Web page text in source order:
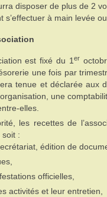
disposer de plus de 2
s’effectuer à main levée
est fixé du 1er
une fois par
tenue et déclarée aux
une
elles.
les recettes de
soit :
édition de
officielles,
activités et leur entretien,